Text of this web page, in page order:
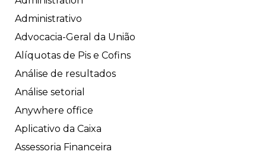
Administrativo
Advocacia-Geral da União
Alíquotas de Pis e Cofins
Análise de resultados
Análise setorial
Anywhere office
Aplicativo da Caixa
Assessoria Financeira